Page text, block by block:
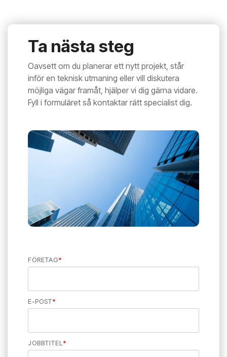
Ta nästa steg
Oavsett om du planerar ett nytt projekt, står
inför en teknisk utmaning eller vill diskutera
möjliga vägar framåt, hjälper vi dig gärna vidare.
Fyll i formuläret så kontaktar rätt specialist dig.
FÖRETAG*
E-POST*
JOBBTITEL *